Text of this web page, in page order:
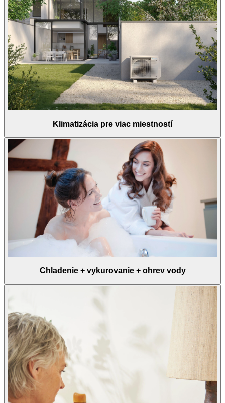
Klimatizácia pre viac miestností
Chladenie + vykurovanie + ohrev vody